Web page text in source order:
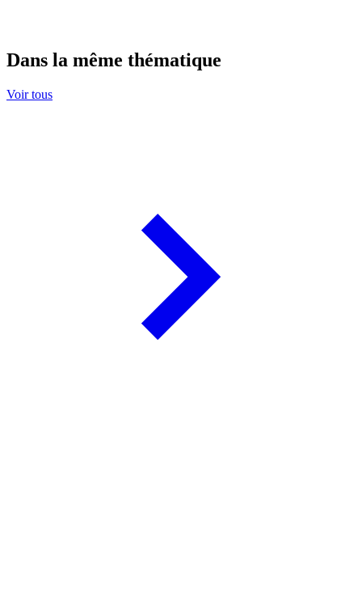
Dans la même thématique
Voir tous